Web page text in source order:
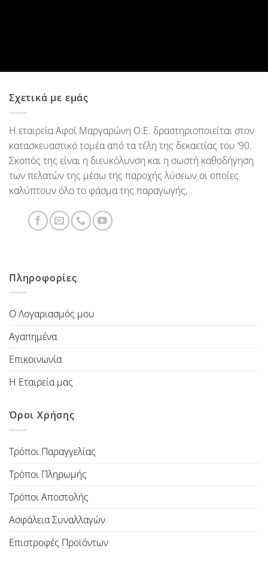
Σχετικά με εμάς
Η εταιρεία Αφοί Μαργαρώνη Ο.Ε. δραστηριοποιείται στον
κατασκευαστικό τομέα από τα τέλη της δεκαετίας του ‘90.
Σκοπός της είναι η διευκόλυνση και η σωστή καθοδήγηση
των πελατών της μέσω της παροχής λύσεων οι οποίες
καλύπτουν όλο το φάσμα της παραγωγής,
Πληροφορίες
Ο Λογαριασμός μου
Αγαπημένα
Επικοινωνία
Η Εταιρεία μας
Όροι Χρήσης
Τρόποι Παραγγελίας
Τρόποι Πληρωμής
Τρόποι Αποστολής
Ασφάλεια Συναλλαγών
Επιστροφές Προϊόντων